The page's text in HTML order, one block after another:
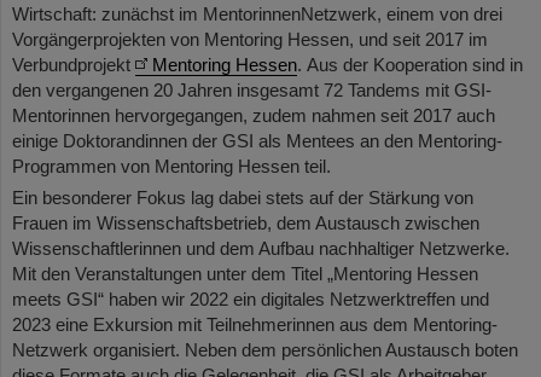
Wirtschaft: zunächst im MentorinnenNetzwerk, einem von drei
Vorgängerprojekten von Mentoring Hessen, und seit 2017 im
Verbundprojekt
Mentoring Hessen. Aus der Kooperation sind in
den vergangenen 20 Jahren insgesamt 72 Tandems mit GSI-
Mentorinnen hervorgegangen, zudem nahmen seit 2017 auch
einige Doktorandinnen der GSI als Mentees an den Mentoring-
Programmen von Mentoring Hessen teil.
Ein besonderer Fokus lag dabei stets auf der Stärkung von
Frauen im Wissenschaftsbetrieb, dem Austausch zwischen
Wissenschaftlerinnen und dem Aufbau nachhaltiger Netzwerke.
Mit den Veranstaltungen unter dem Titel „Mentoring Hessen
meets GSI“ haben wir 2022 ein digitales Netzwerktreffen und
2023 eine Exkursion mit Teilnehmerinnen aus dem Mentoring-
Netzwerk organisiert. Neben dem persönlichen Austausch boten